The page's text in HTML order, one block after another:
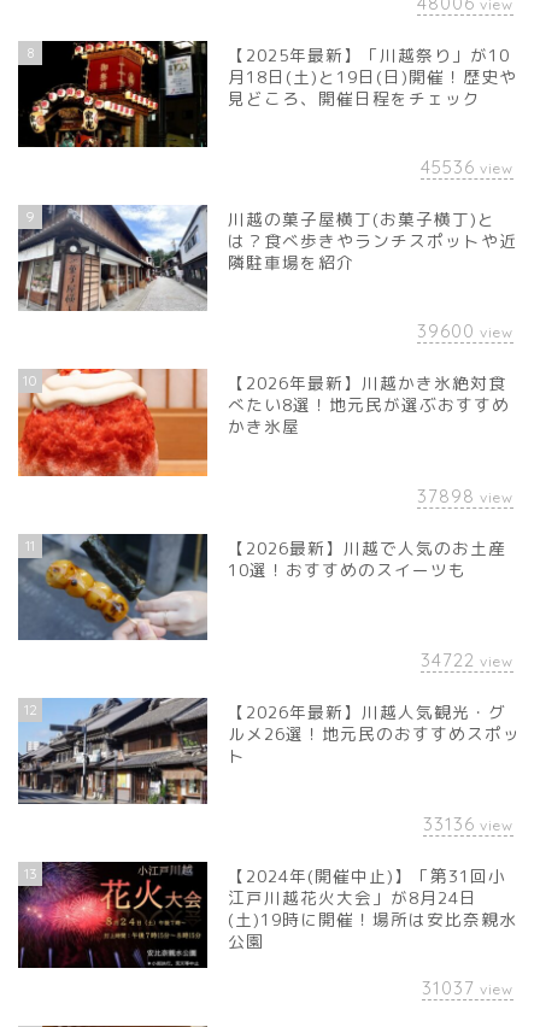
view
8
【2025年最新】「川越祭り」が10
月18日(土)と19日(日)開催！歴史や
見どころ、開催日程をチェック
45536 view
9
川越の菓子屋横丁(お菓子横丁)と
は？食べ歩きやランチスポットや近
隣駐車場を紹介
39600 view
10
【2026年最新】川越かき氷絶対食
べたい8選！地元民が選ぶおすすめ
かき氷屋
37898 view
11
【2026最新】川越で人気のお土産
10選！おすすめのスイーツも
34722 view
12
【2026年最新】川越人気観光・グ
ルメ26選！地元民のおすすめスポッ
ト
33136 view
13
【2024年(開催中止)】「第31回小
江戸川越花火大会」が8月24日
(土)19時に開催！場所は安比奈親水
公園
31037 view